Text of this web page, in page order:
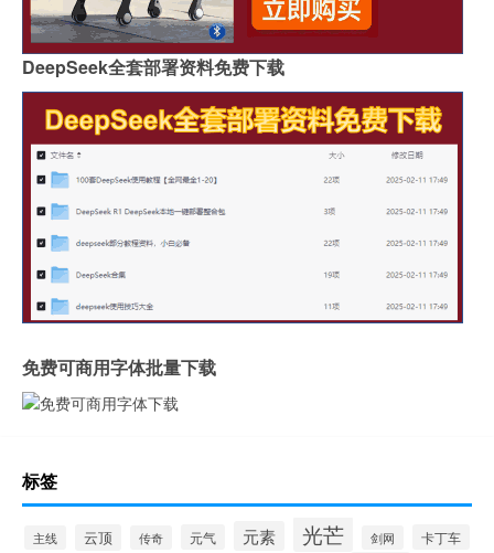
DeepSeek全套部署资料免费下载
免费可商用字体批量下载
标签
主线 云顶 传奇 元气 元素 光芒 剑网 卡丁车